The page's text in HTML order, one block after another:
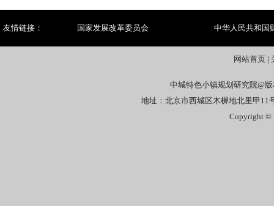
友情链接： 国家发展改革委员会 中华人民共和国
网站首页 |
中城特色小镇规划研究院@
地址：北京市西城区木樨地北里甲11
Copyright ©